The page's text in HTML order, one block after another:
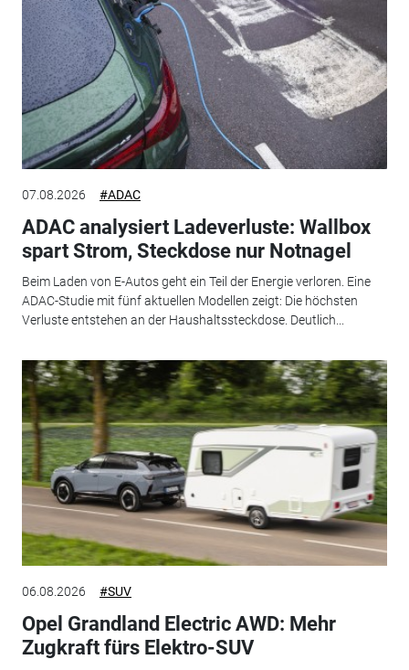
07.08.2026 #ADAC
ADAC analysiert Ladeverluste: Wallbox
spart Strom, Steckdose nur Notnagel
Beim Laden von E-Autos geht ein Teil der Energie verloren. Eine
ADAC-Studie mit fünf aktuellen Modellen zeigt: Die höchsten
Verluste entstehen an der Haushaltssteckdose. Deutlich...
06.08.2026 #SUV
Opel Grandland Electric AWD: Mehr
Zugkraft fürs Elektro-SUV